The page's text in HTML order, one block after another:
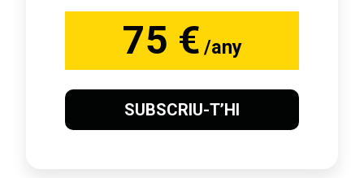
75 € /any
SUBSCRIU-T’HI